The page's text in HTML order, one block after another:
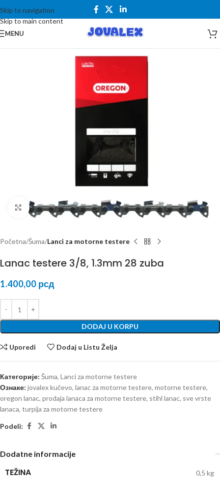
Skip to navigation
Skip to main content
MENU
Kliknite za uvećanje
Početna Šuma Lanci za motorne testere
Lanac testere 3/8, 1.3mm 28 zuba
1.400,00 рсд
DODAJ U KORPU
Uporedi Dodaj u Listu Želja
Категорије: Šuma, Lanci za motorne testere
Ознаке: jovalex kučevo, lanac za motorne testere, motorne testere,
oregon lanac, prodaja lanaca za motorne testere, stihl lanac, sve vrste
lanaca, turpija za motorne testere
Podeli:
Dodatne informacije
TEŽINA 0,5 kg